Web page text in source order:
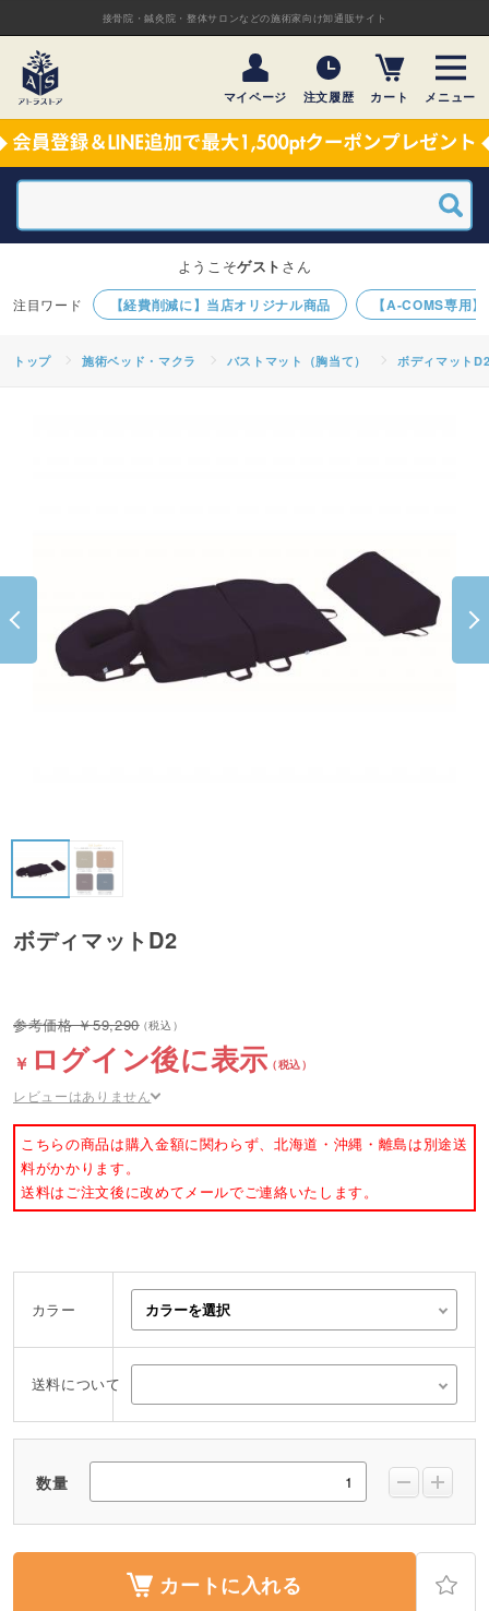
接骨院・鍼灸院・整体サロンなどの施術家向け卸通販サイト
マイページ 注文履歴 カート メニュー
【経費削減に】当店オリジナル商品 【A-COMS専用
ようこそゲスト さん
トップ 施術ベッド・マクラ バストマット（胸当て） ボディマット
ボディマットD2
59,290
ログイン後に表示
レビューはありません
こちらの商品は購入金額に関わらず、北海道・沖縄・離島は別途送
料がかかります。
送料はご注文後に改めてメールでご連絡いたします。
カラー
送料について
数量
カートに入れる